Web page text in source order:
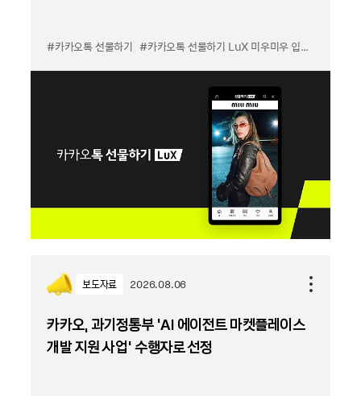
#카카오톡 선물하기 #카카오톡 선물하기 LuX 미우미우 입점
보도자료 2026.08.06
카카오, 과기정통부 ‘AI 에이전트 마켓플레이스
개발 지원 사업’ 수행자로 선정